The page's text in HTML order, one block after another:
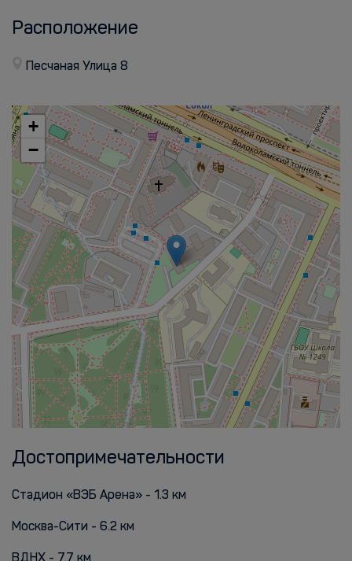
Расположение
Песчаная Улица 8
+
−
Достопримечательности
Стадион «ВЭБ Арена» - 1.3 км
Москва-Сити - 6.2 км